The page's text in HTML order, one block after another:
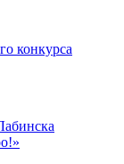
конкурса